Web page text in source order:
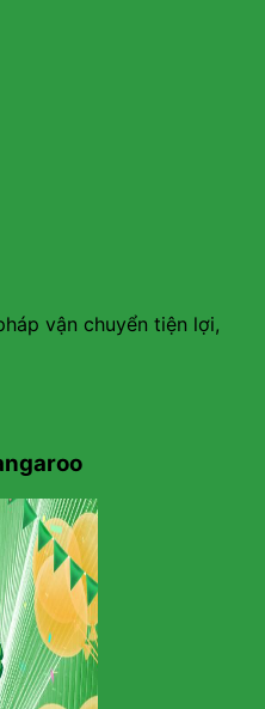
vận chuyển tiện lợi,